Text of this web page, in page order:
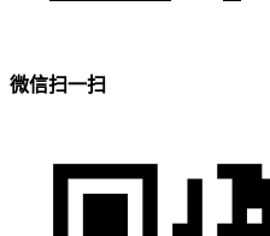
微信扫一扫